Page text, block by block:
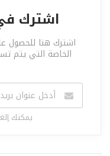
اشترك في
اشترك هنا للحصول
الخاصة التي يتم
يمكنك